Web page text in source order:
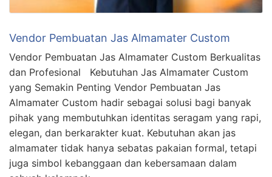
Vendor Pembuatan Jas Almamater Custom
Vendor Pembuatan Jas Almamater Custom Berkualitas
dan Profesional Kebutuhan Jas Almamater Custom
yang Semakin Penting Vendor Pembuatan Jas
Almamater Custom hadir sebagai solusi bagi banyak
pihak yang membutuhkan identitas seragam yang rapi,
elegan, dan berkarakter kuat. Kebutuhan akan jas
almamater tidak hanya sebatas pakaian formal, tetapi
juga simbol kebanggaan dan kebersamaan dalam